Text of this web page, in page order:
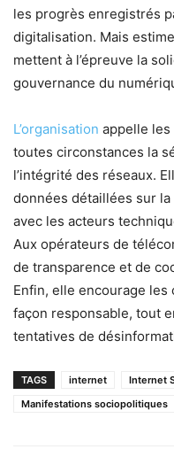
les progrès enregistrés
digitalisation. Mais
mettent à l’épreuve la
gouvernance du
L’organisation appelle
toutes circonstances la
l’intégrité des réseaux.
données détaillées sur
avec les acteurs
Aux opérateurs de
de transparence et de
Enfin, elle encourage
façon responsable, tout
tentatives de
TAGS internet
Internet
Manifestations sociopolitiques